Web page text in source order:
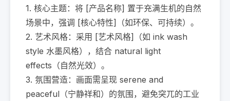
1. 核心主题：将 [产品名称] 置于充满生机的自然
场景中，强调 [核心特性]（如环保、可持续）。
2. 艺术风格：采用 [艺术风格]（如 ink wash
style 水墨风格），结合 natural light
effects（自然光效）。
3. 氛围营造：画面需呈现 serene and
peaceful（宁静祥和）的氛围，避免突兀的工业